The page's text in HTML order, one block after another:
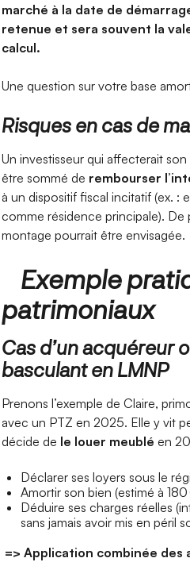
marché à la date de
retenue et sera souvent la
calcul.
Une question sur votre base
Risques en cas de
Un investisseur qui affecterait
être sommé de rembourser
à un dispositif fiscal incitatif (ex. :
comme résidence principale).
montage pourrait être envisagée.
Exemple
patrimoniaux
Cas d’un acquéreur
basculant en LMNP
Prenons l’exemple de Claire,
avec un PTZ en 2025. Elle y vit
décide de le louer meublé en
Déclarer ses loyers sous le
Amortir son bien (estimé à
Déduire ses charges réelles
sans jamais avoir mis en péril
=> Application combinée des